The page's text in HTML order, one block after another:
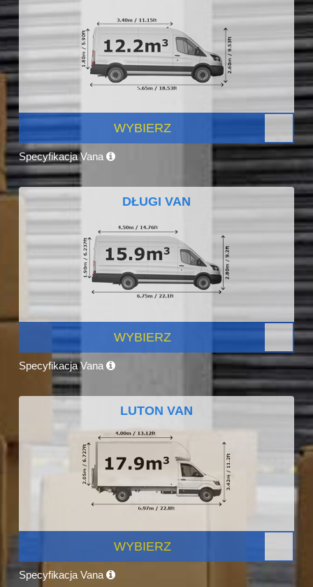
WYBIERZ
Specyfikacja Vana
DŁUGI VAN
WYBIERZ
Specyfikacja Vana
LUTON VAN
WYBIERZ
Specyfikacja Vana